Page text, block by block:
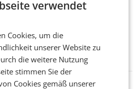
& MEDIA
weist Berichte über Abschaltung
TV- und Radioempfang zurück
ORF weist eine Berichterstattung der
Zeitung“ und eine Aussendung der
geplanten Optimierung seines
Sendernetzes zurück. Die
& MEDIA
verwendet
Cookies, um die
unserer Website zu
die weitere Nutzung
stimmen Sie der
Cookies gemäß unserer